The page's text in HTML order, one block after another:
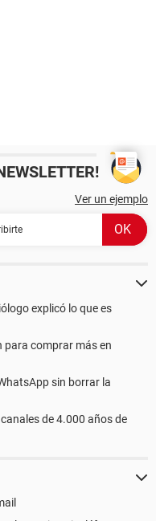
Ver un ejemplo
explicó lo que es
para comprar más en
sin borrar la
de 4.000 años de